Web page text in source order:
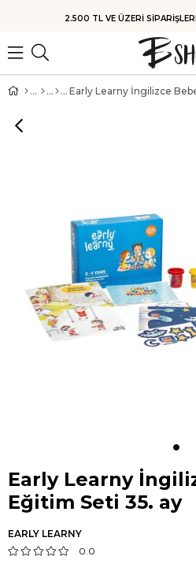
HIZLI
Early Learny İngilizce
Early Learny
Eğitim Seti 35. ay
EARLY LEARNY
0.0